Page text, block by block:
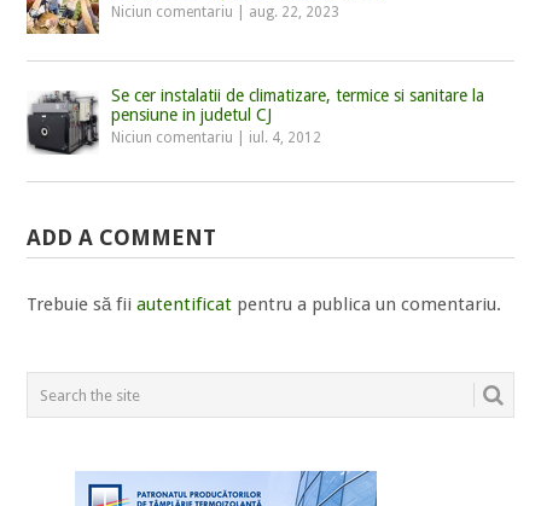
Niciun comentariu aug. 22, 2023
Se cer instalatii de climatizare, termice si sanitare la
pensiune in judetul CJ
Niciun comentariu iul. 4, 2012
ADD A COMMENT
Trebuie să fiiautentificat pentru a publica un comentariu.